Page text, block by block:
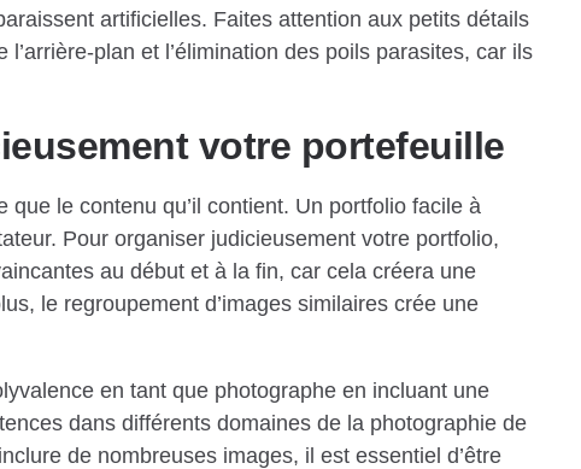
artificielles. Faites attention aux petits détails
plan et l’élimination des poils parasites, car ils
votre portefeuille
le contenu qu’il contient. Un portfolio facile à
Pour organiser judicieusement votre portfolio,
au début et à la fin, car cela créera une
le regroupement d’images similaires crée une
en tant que photographe en incluant une
dans différents domaines de la photographie de
de nombreuses images, il est essentiel d’être